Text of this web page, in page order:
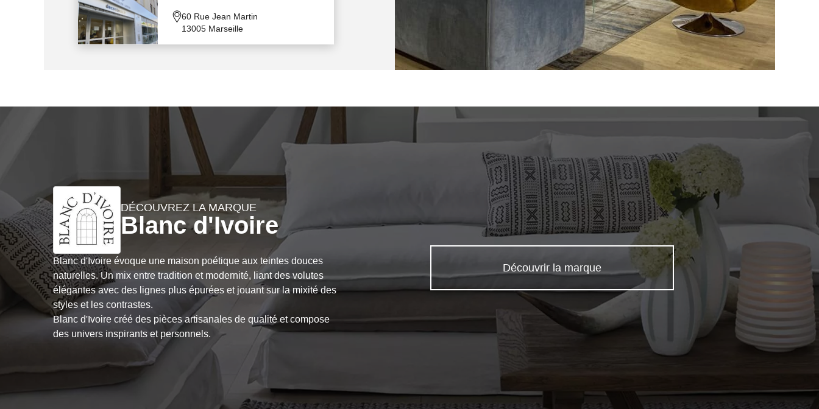
60 Rue Jean Martin
13005 Marseille
DÉCOUVREZ LA MARQUE
Blanc d'Ivoire
Blanc d'Ivoire évoque une maison poétique aux teintes douces
naturelles. Un mix entre tradition et modernité, liant des volutes
élégantes avec des lignes plus épurées et jouant sur la mixité des
styles et les contrastes.
Blanc d'Ivoire créé des pièces artisanales de qualité et compose
des univers inspirants et personnels.
Découvrir la marque